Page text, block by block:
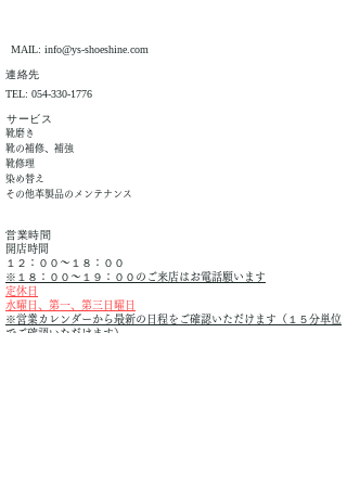
MAIL: info@ys-shoeshine.com
​連絡先
TEL: 054-330-1776
​サービス
靴磨き
靴の補修、補強
靴修理
染め替え
その他革製品のメンテナンス
営業時間
開店時間
１２：００〜１８：００
※１８：００〜１９：００のご来店はお電話願います
定休日
水曜日、第一、第三日曜日
※営業カレンダーから最新の日程を ご確認いただけます（１５分単位
でご確認いただけます）